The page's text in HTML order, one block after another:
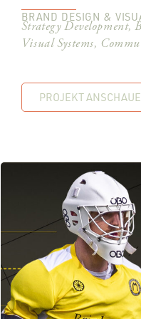
BRAND DESIGN &
Strategy Development,
Visual Systems,
PROJEKT